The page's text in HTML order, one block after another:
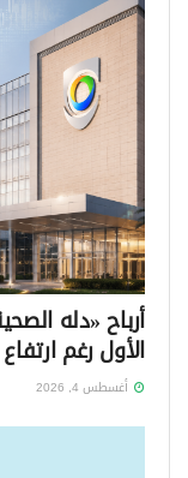
الأول رغم ارتفاع
أغسطس 4, 2026